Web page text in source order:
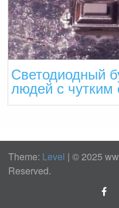
Светодиодный
людей с чутким
Theme: Level |© 2025
Reserved.